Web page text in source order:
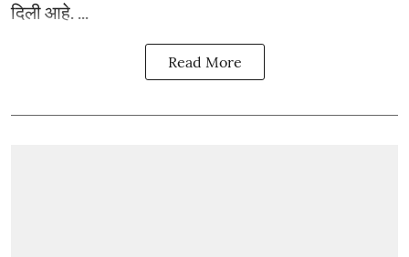
दिली आहे. ...
Read More